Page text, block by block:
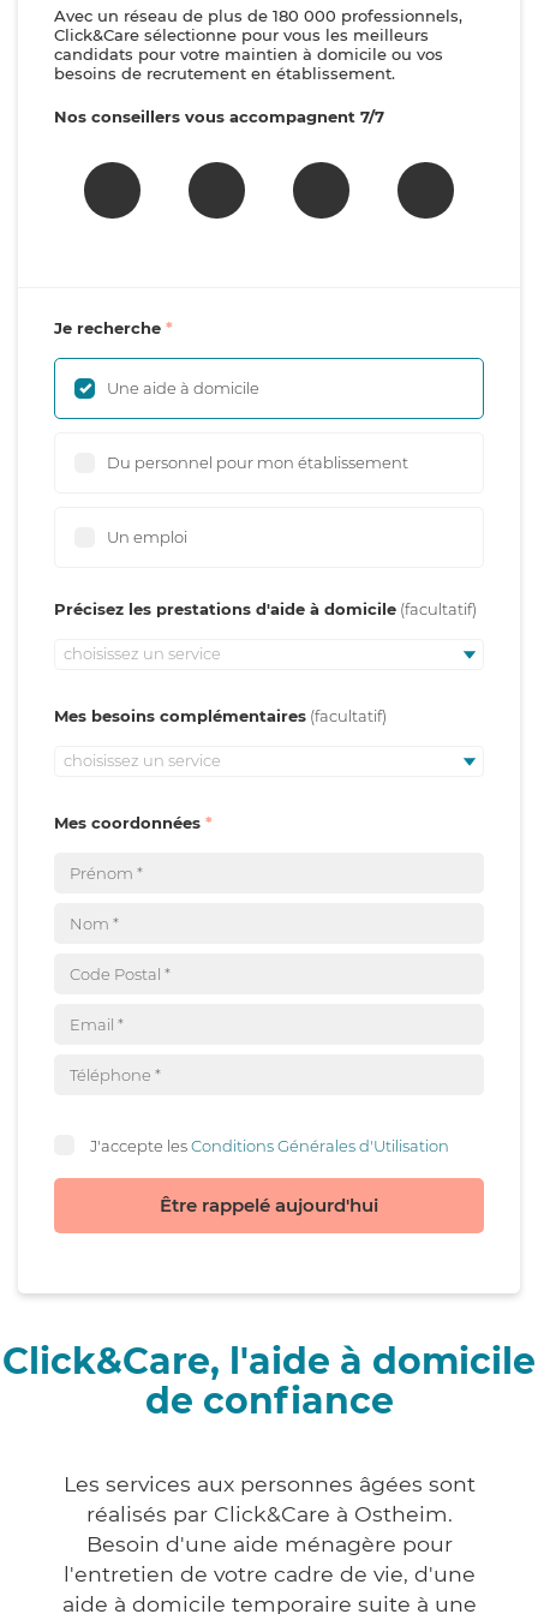
Avec un réseau de plus de 180 000 professionnels,
Click&Care sélectionne pour vous les meilleurs
candidats pour votre maintien à domicile ou vos
besoins de recrutement en établissement.
Nos conseillers vous accompagnent 7/7
Je recherche
Une aide à domicile
Du personnel pour mon établissement
Un emploi
Précisez les prestations d'aide à domicile
choisissez un service
Mes besoins complémentaires
choisissez un service
Mes coordonnées
J'accepte lesConditions Générales d'Utilisation
Être rappelé aujourd'hui
Click&Care, l'aide à domicile
de confiance
Les services aux personnes âgées sont
réalisés par Click&Care à Ostheim.
Besoin d'une aide ménagère pour
l'entretien de votre cadre de vie, d'une
aide à domicile temporaire suite à une